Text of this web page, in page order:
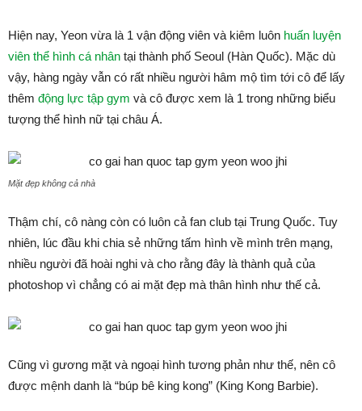
Hiện nay, Yeon vừa là 1 vận động viên và kiêm luôn huấn luyện
viên thể hình cá nhân tại thành phố Seoul (Hàn Quốc). Mặc dù
vậy, hàng ngày vẫn có rất nhiều người hâm mộ tìm tới cô để lấy
thêm động lực tập gym và cô được xem là 1 trong những biểu
tượng thể hình nữ tại châu Á.
Mặt đẹp không cả nhà
Thậm chí, cô nàng còn có luôn cả fan club tại Trung Quốc. Tuy
nhiên, lúc đầu khi chia sẻ những tấm hình về mình trên mạng,
nhiều người đã hoài nghi và cho rằng đây là thành quả của
photoshop vì chẳng có ai mặt đẹp mà thân hình như thế cả.
Cũng vì gương mặt và ngoại hình tương phản như thế, nên cô
được mệnh danh là “búp bê king kong” (King Kong Barbie).